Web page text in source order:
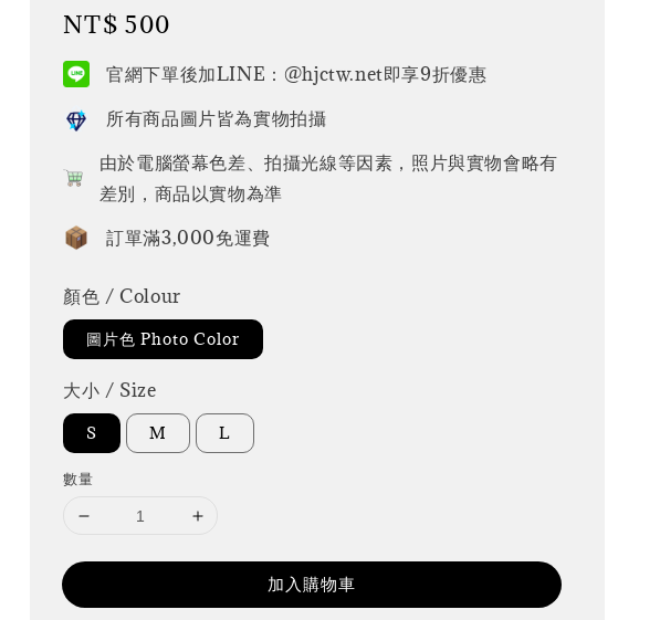
Regular
price
NT$ 500
官網下單後加LINE：@hjctw.net即享9折優惠
所有商品圖片皆為實物拍攝
由於電腦螢幕色差、拍攝光線等因素，照片與實物會略有
差別，商品以實物為準
訂單滿3,000免運費
顏色 / Colour
圖片色 Photo Color
大小 / Size
S M L
數量
加入購物車